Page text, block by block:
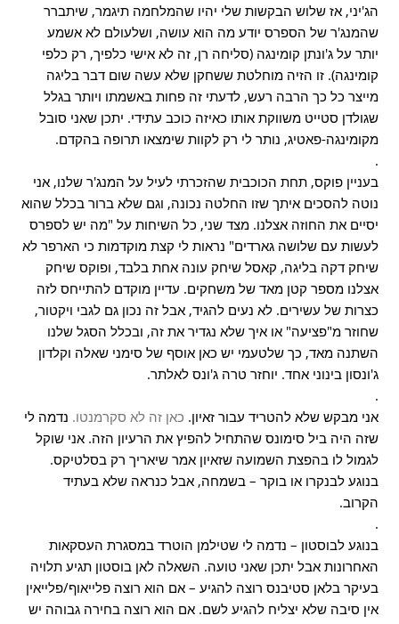
הג'יני, אז שלוש הבקשות שלי יהיו שהמלחמה תיגמר, שיתברר
שהמנג'ר של הספרס יודע מה הוא עושה, ושלעולם לא אשמע
יותר על ג'ונתן קומינגה (סליחה רן, זה לא אישי כלפיך, רק כלפי
קומינגה). זו הזיה מוחלטת ששחקן שלא עשה שום דבר בליגה
מייצר כל כך הרבה רעש, לדעתי זה פחות באשמתו ויותר בגלל
שגולדן סטייט משווקת אותו כאיזה כוכב עתידי. יתכן שאני סובל
מקומינגה-פאטיג, נותר לי רק לקוות שימצאו תרופה בהקדם.
.
בעניין פוקס, תחת הכוכבית שהזכרתי לעיל על המנג'ר שלנו, אני
נוטה להסכים איתך שזו החלטה נכונה, וגם שלא ברור בכלל שהוא
יסיים את החוזה אצלנו. מצד שני, כל השיחות על "מה יש לספרס
לעשות עם שלושה גארדים" נראות לי קצת מוקדמות כי הארפר לא
שיחק דקה בליגה, קאסל שיחק עונה אחת בלבד, ופוקס שיחק
אצלנו מספר קטן מאד של משחקים. עדיין מוקדם להתייחס לזה
כצרות של עשירים. לא נעים להגיד, אבל זה נכון גם לגבי ויקטור,
שחוזר מ"פציעה" או איך שלא נגדיר את זה, ובכלל הסגל שלנו
השתנה מאד, כך שלטעמי יש כאן אוסף של סימני שאלה וקלדון
ג'ונסון בינוני אחד. יוחזר טרה ג'ונס לאלתר.
.
אני מבקש שלא להטריד עבור זאיון. כאן זה לא סקרמנטו. נדמה לי
שזה היה ביל סימונס שהתחיל להפיץ את הרעיון הזה. אני שוקל
לגמול לו בהפצת השמועה שזאיון אמר שיאריך רק בסלטיקס.
בנוגע לבנקרו או בוקר – בשמחה, אבל כנראה שלא בעתיד
הקרוב.
.
בנוגע לבוסטון – נדמה לי שטילמן הוטרד במסגרת העסקאות
האחרונות אבל יתכן שאני טועה. השאלה לאן בוסטון תגיע תלויה
בעיקר בלאן סטיבנס רוצה להגיע – אם הוא רוצה פלייאוף/פלייאין
אין סיבה שלא יצליח להגיע לשם. אם הוא רוצה בחירה גבוהה יש